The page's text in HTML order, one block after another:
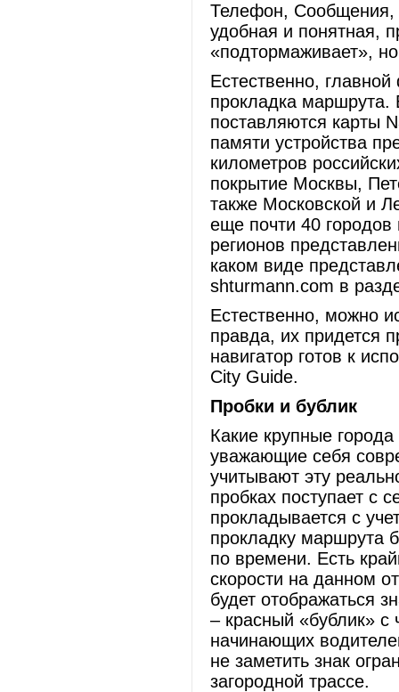
Телефон, Сообщения,
удобная и понятная,
«подтормаживает»,
Естественно,
прокладка маршрута.
поставляются карты
памяти устройства
километров
покрытие Москвы,
также Московской и
еще почти 40
регионов
каком виде
shturmann.com в
Естественно, можно
правда, их придется
навигатор готов к
City Guide.
Пробки и бублик
Какие крупные
уважающие себя
учитывают эту
пробках поступает с
прокладывается с
прокладку маршрута
по времени. Есть
скорости на данном
будет отображаться
– красный «бублик»
начинающих
не заметить знак
загородной трассе.